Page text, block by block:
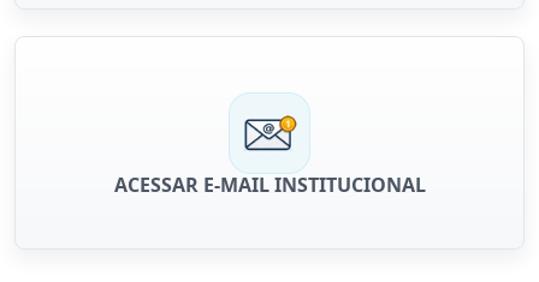
ACESSAR E-MAIL INSTITUCIONAL